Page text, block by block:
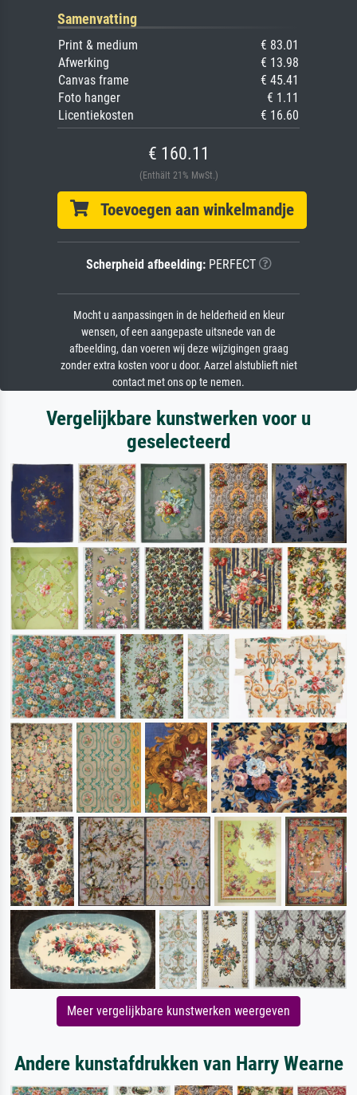
Samenvatting
Print & medium
€ 83.01
Afwerking
€ 13.98
Canvas frame
€ 45.41
Foto hanger
€ 1.11
Licentiekosten
€ 16.60
€ 160.11
(Enthält 21% MwSt.)
Toevoegen aan winkelmandje
Scherpheid afbeelding:PERFECT
Mocht u aanpassingen in de helderheid en kleur
wensen, of een aangepaste uitsnede van de
afbeelding, dan voeren wij deze wijzigingen graag
zonder extra kosten voor u door. Aarzel alstublieft niet
contact met ons op te nemen.
Vergelijkbare kunstwerken voor u
geselecteerd
Meer vergelijkbare kunstwerken weergeven
Andere kunstafdrukken van Harry Wearne